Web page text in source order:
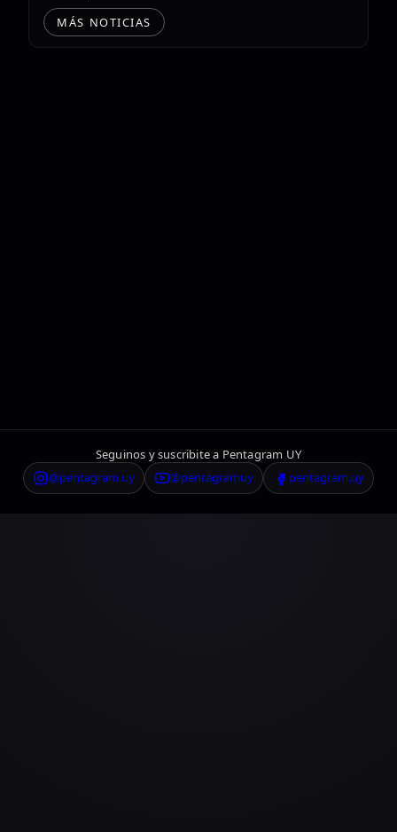
MÁS NOTICIAS
Seguinos y suscribite a Pentagram UY
@pentagram.uy
@pentagramuy pentagram.uy